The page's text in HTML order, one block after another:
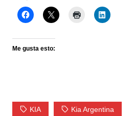
Me gusta esto:
KIA Kia Argentina